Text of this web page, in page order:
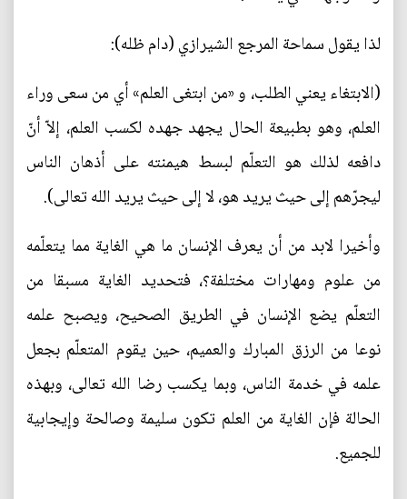
لذا يقول سماحة المرجع الشيرازي (دام ظله):
(الابتغاء يعني الطلب، و «من ابتغى العلم» أي من سعى وراء
العلم، وهو بطبيعة الحال يجهد جهده لكسب العلم، إلاّ أنّ
دافعه لذلك هو التعلّم لبسط هيمنته على أذهان الناس
ليجرّهم إلى حيث يريد هو، لا إلى حيث يريد الله تعالى).
وأخيرا لابد من أن يعرف الإنسان ما هي الغاية مما يتعلّمه
من علوم ومهارات مختلفة؟، فتحديد الغاية مسبقا من
التعلّم يضع الإنسان في الطريق الصحيح، ويصبح علمه
نوعا من الرزق المبارك والعميم، حين يقوم المتعلّم بجعل
علمه في خدمة الناس، وبما يكسب رضا الله تعالى، وبهذه
الحالة فإن الغاية من العلم تكون سليمة وصالحة وإيجابية
للجميع.